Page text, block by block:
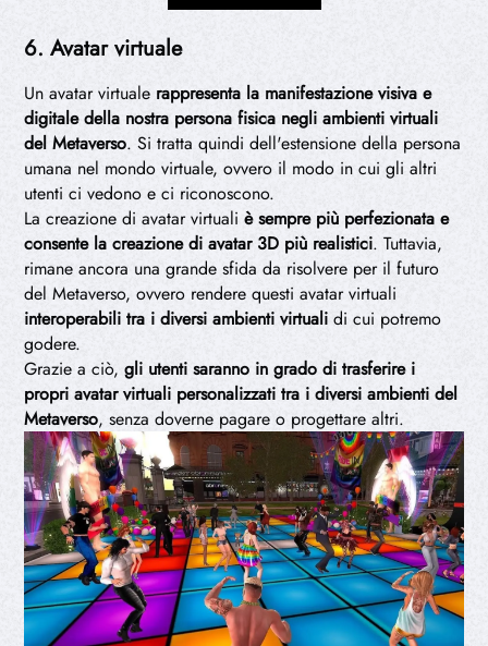
6. Avatar virtuale
Un avatar virtuale rappresenta la manifestazione visiva e
digitale della nostra persona fisica negli ambienti virtuali
del Metaverso. Si tratta quindi dell'estensione della persona
umana nel mondo virtuale, ovvero il modo in cui gli altri
utenti ci vedono e ci riconoscono.
La creazione di avatar virtualiè sempre più perfezionata e
consente la creazione di avatar 3D più realistici. Tuttavia,
rimane ancora una grande sfida da risolvere per il futuro
del Metaverso, ovvero rendere questi avatar virtuali
interoperabili tra i diversi ambienti virtualidi cui potremo
godere.
Grazie a ciò,gli utenti saranno in grado di trasferire i
propri avatar virtuali personalizzati tra i diversi ambienti del
Metaverso, senza doverne pagare o progettare altri.